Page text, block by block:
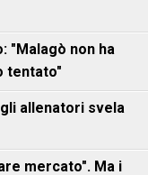
"Malagò non ha
tentato"
allenatori svela
mercato". Ma i